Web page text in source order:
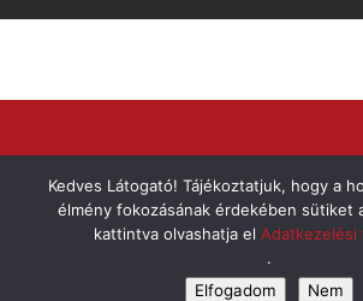
Kedves Látogató! Tájékoztatjuk, hogy a
élmény fokozásának érdekében sütiket
kattintva olvashatja el Adatkezelési
.
Elfogadom
Nem